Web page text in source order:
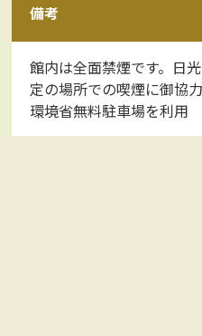
備考
館内は全面禁煙です。日
定の場所での喫煙に御協力
環境省無料駐車場を利用